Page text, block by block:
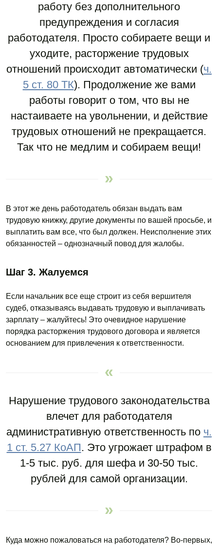
работу без дополнительного
предупреждения и согласия
работодателя. Просто собираете вещи и
уходите, расторжение трудовых
отношений происходит автоматически (ч.
5 ст. 80 ТК). Продолжение же вами
работы говорит о том, что вы не
настаиваете на увольнении, и действие
трудовых отношений не прекращается.
Так что не медлим и собираем вещи!
В этот же день работодатель обязан выдать вам
трудовую книжку, другие документы по вашей просьбе, и
выплатить вам все, что был должен. Неисполнение этих
обязанностей – однозначный повод для жалобы.
Шаг 3. Жалуемся
Если начальник все еще строит из себя вершителя
судеб, отказываясь выдавать трудовую и выплачивать
зарплату – жалуйтесь! Это очевидное нарушение
порядка расторжения трудового договора и является
основанием для привлечения к ответственности.
Нарушение трудового законодательства
влечет для работодателя
административную ответственность по ч.
1 ст. 5.27 КоАП. Это угрожает штрафом в
1-5 тыс. руб. для шефа и 30-50 тыс.
рублей для самой организации.
Куда можно пожаловаться на работодателя? Во-первых,